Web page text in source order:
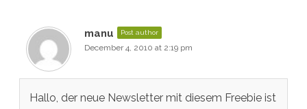
manu Post author
December 4, 2010 at 2:19 pm
Hallo, der neue Newsletter mit diesem Freebie ist